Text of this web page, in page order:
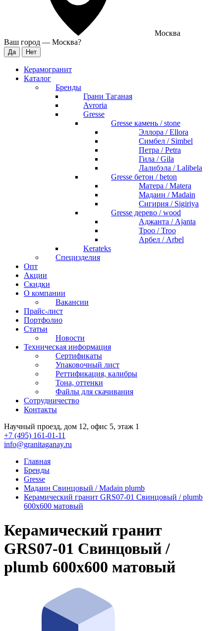
Москва
Ваш город — Москва?
Керамогранит
Каталог
Бренды
Грани Таганая
Avroria
Gresse
Gresse камень / stone
Эллора / Ellora
Симбел / Simbel
Петра / Petra
Гила / Gila
Лалибэла / Lalibela
Gresse бетон / beton
Матера / Matera
Мадаин / Madain
Сигирия / Sigiriya
Gresse дерево / wood
Аджанта / Ajanta
Троо / Troo
Арбел / Arbel
Kerateks
Специзделия
Опт
Акции
Скидки
О компании
Вакансии
Прайс-лист
Портфолио
Статьи
Новости
Техническая информация
Сертификаты
Упаковочный лист
Реттификация, калибры
Тона, оттенки
Файлы для cкачивания
Сотрудничество
Контакты
Научный проезд, дом 12, офис 5, этаж 1
+7 (495) 161-01-11
info@granitaganay.ru
Главная
Бренды
Gresse
Мадаин Свинцовый / Madain plumb
Керамический гранит GRS07-01 Свинцовый / plumb
600x600 матовый
Керамический гранит
GRS07-01 Свинцовый /
plumb 600x600 матовый